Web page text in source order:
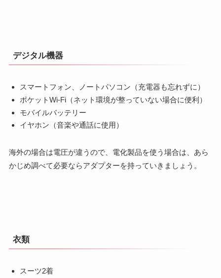
デジタル機器
スマートフォン、ノートパソコン（充電器も忘れずに）
ポケットWi-Fi（ネット環境が整っていない場合に便利）
モバイルバッテリー
イヤホン（音楽や通話に使用）
海外の場合は電圧が違うので、電化製品を使う場合は、あら
かじめ調べて必要ならアダプターを持っていきましょう。
衣類
スーツ2着